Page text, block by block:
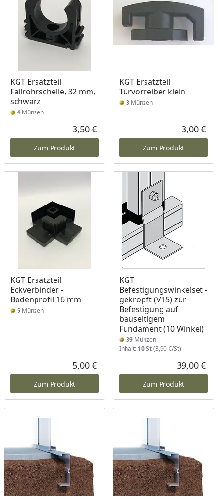
KGT Ersatzteil
Fallrohrschelle, 32 mm,
schwarz
4 Münzen
Aktueller Preis
3,50 €
Zum Produkt
KGT Ersatzteil
Türvorreiber klein
3Münzen
3,00 €
Zum Produkt
KGT Ersatzteil
Eckverbinder -
Bodenprofil 16 mm
5 Münzen
Aktueller Preis
5,00 €
Zum Produkt
KGT
Befestigungswinkelset -
gekröpft (V15) zur
Befestigung auf
bauseitigem
Fundament (10 Winkel)
39Münzen
Inhalt: 10 St(3,90 €/St)
39,00 €
Zum Produkt